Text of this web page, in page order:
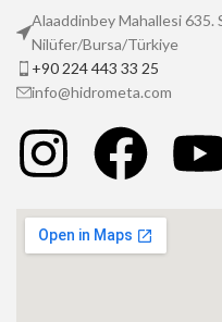
Alaaddinbey Mahallesi 635.
Nilüfer/Bursa/Türkiye
+90 224 443 33 25
info@hidrometa.com